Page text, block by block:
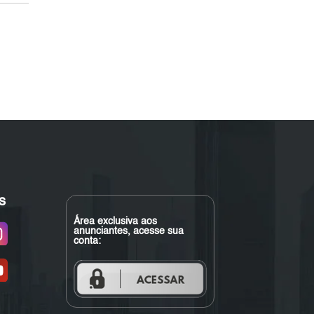
Área exclusiva aos
anunciantes, acesse sua
conta: